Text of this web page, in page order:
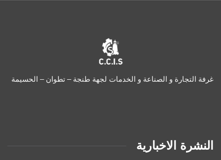
غرفة التجارة و الصناعة و الخدمات لجهة طنجة – تطوان – الحسيمة
النشرة الاخبارية